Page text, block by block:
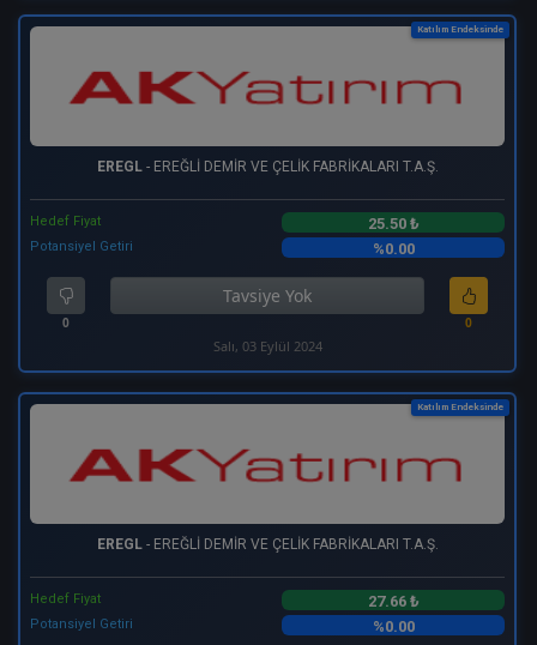
Katılım Endeksinde
EREGL- EREĞLİ DEMİR VE ÇELİK FABRİKALARI T.A.Ş.
Hedef Fiyat 25.50 ₺
Potansiyel Getiri %0.00
0
Tavsiye Yok
0
Salı, 03 Eylül 2024
Katılım Endeksinde
EREGL- EREĞLİ DEMİR VE ÇELİK FABRİKALARI T.A.Ş.
Hedef Fiyat 27.66 ₺
Potansiyel Getiri %0.00